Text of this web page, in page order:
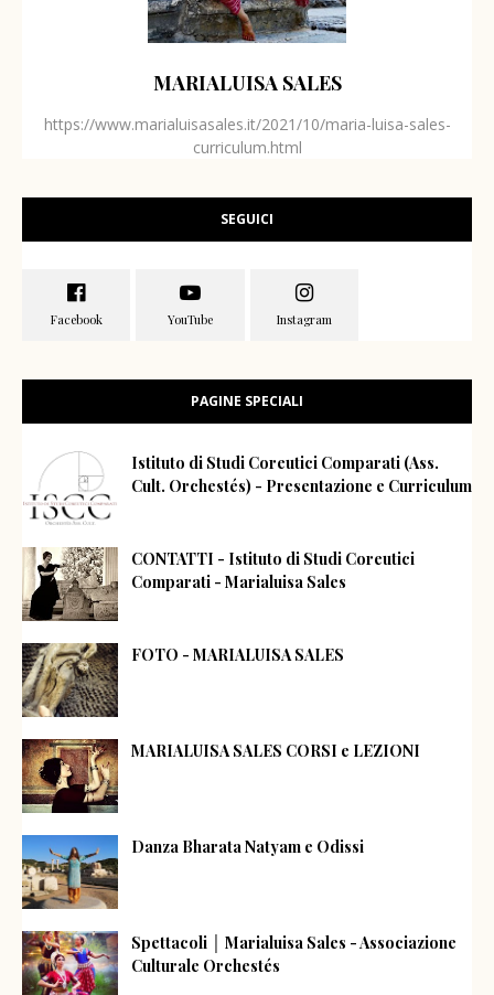
MARIALUISA SALES
https://www.marialuisasales.it/2021/10/maria-luisa-sales-
curriculum.html
SEGUICI
PAGINE SPECIALI
Istituto di Studi Coreutici Comparati (Ass.
Cult. Orchestés) - Presentazione e Curriculum
CONTATTI - Istituto di Studi Coreutici
Comparati - Marialuisa Sales
FOTO - MARIALUISA SALES
MARIALUISA SALES CORSI e LEZIONI
Danza Bharata Natyam e Odissi
Spettacoli │ Marialuisa Sales - Associazione
Culturale Orchestés